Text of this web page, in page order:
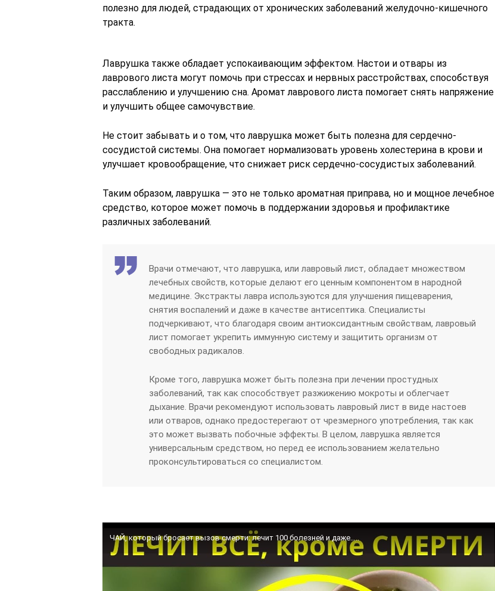
полезно для людей, страдающих от хронических заболеваний желудочно-кишечного
тракта.
Лаврушка также обладает успокаивающим эффектом. Настои и отвары из
лаврового листа могут помочь при стрессах и нервных расстройствах, способствуя
расслаблению и улучшению сна. Аромат лаврового листа помогает снять напряжение
и улучшить общее самочувствие.
Не стоит забывать и о том, что лаврушка может быть полезна для сердечно-
сосудистой системы. Она помогает нормализовать уровень холестерина в крови и
улучшает кровообращение, что снижает риск сердечно-сосудистых заболеваний.
Таким образом, лаврушка — это не только ароматная приправа, но и мощное лечебное
средство, которое может помочь в поддержании здоровья и профилактике
различных заболеваний.
Врачи отмечают, что лаврушка, или лавровый лист, обладает множеством
лечебных свойств, которые делают его ценным компонентом в народной
медицине. Экстракты лавра используются для улучшения пищеварения,
снятия воспалений и даже в качестве антисептика. Специалисты
подчеркивают, что благодаря своим антиоксидантным свойствам, лавровый
лист помогает укрепить иммунную систему и защитить организм от
свободных радикалов.
Кроме того, лаврушка может быть полезна при лечении простудных
заболеваний, так как способствует разжижению мокроты и облегчает
дыхание. Врачи рекомендуют использовать лавровый лист в виде настоев
или отваров, однако предостерегают от чрезмерного употребления, так как
это может вызвать побочные эффекты. В целом, лаврушка является
универсальным средством, но перед ее использованием желательно
проконсультироваться со специалистом.
ЧАЙ, который бросает вызов смерти: лечит 100 болезней и даже…..